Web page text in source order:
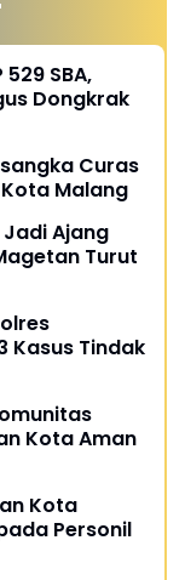
SBA,
Dongkrak
Curas
Malang
Jadi Ajang
Turut
Kasus Tindak
Kota Aman
Kota
Personil